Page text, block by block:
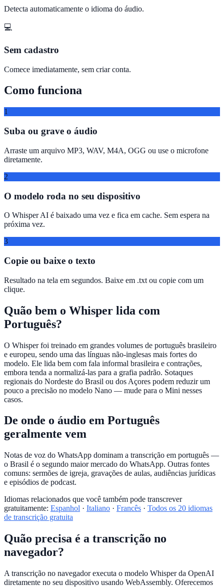
Detecta automaticamente o idioma do áudio.
💻
Sem cadastro
Comece imediatamente, sem criar conta.
Como funciona
1
Suba ou grave o áudio
Arraste um arquivo MP3, WAV, M4A, OGG ou use o microfone
diretamente.
2
O modelo roda no seu dispositivo
O Whisper AI é baixado uma vez e fica em cache. Sem espera na
próxima vez.
3
Copie ou baixe o texto
Resultado na tela em segundos. Baixe em .txt ou copie com um
clique.
Quão bem o Whisper lida com
Português?
O Whisper foi treinado em grandes volumes de português brasileiro
e europeu, sendo uma das línguas não-inglesas mais fortes do
modelo. Ele lida bem com fala informal brasileira e contrações,
embora tenda a normalizá-las para a grafia padrão. Sotaques
regionais do Nordeste do Brasil ou dos Açores podem reduzir um
pouco a precisão no modelo Nano — mude para o Mini nesses
casos.
De onde o áudio em Português
geralmente vem
Notas de voz do WhatsApp dominam a transcrição em português —
o Brasil é o segundo maior mercado do WhatsApp. Outras fontes
comuns: sermões de igreja, gravações de aulas, audiências jurídicas
e episódios de podcast.
Idiomas relacionados que você também pode transcrever
gratuitamente: Espanhol · Italiano · Francês · Todos os 20 idiomas
de transcrição gratuita
Quão precisa é a transcrição no
navegador?
A transcrição no navegador executa o modelo Whisper da OpenAI
diretamente no seu dispositivo usando WebAssembly. Oferecemos